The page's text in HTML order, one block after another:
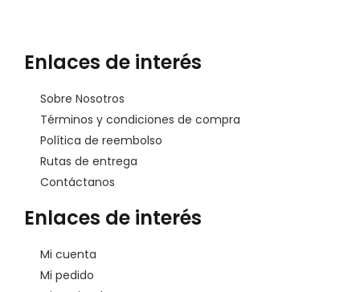
Enlaces de interés
Sobre Nosotros
Términos y condiciones de compra
Política de reembolso
Rutas de entrega
Contáctanos
Enlaces de interés
Mi cuenta
Mi pedido